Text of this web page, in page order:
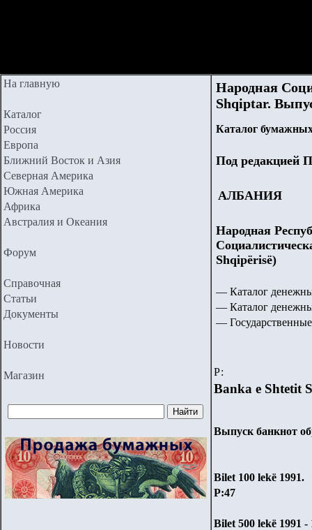
На главную
Каталог
Россия
Европа
Ближний Восток и Азия
Северная Америка
Южная Америка
Африка
Австралия и Океания
Форум
Справочная
Статьи
Документы
Новости
Магазин
Народная
Shqiptar.
Каталог
Под редакцией
АЛБАНИЯ
Народная
Shqipërisë)
— Каталог
— Каталог
—
Р:
Banka e Shtetit
Выпуск банкнот
Bilet 100 lekë 1991.
P:47
Bilet 500 lekë 1991 -